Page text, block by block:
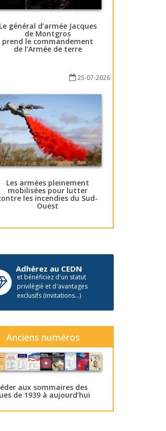
Le général d’armée Jacques
de Montgros
prend le commandement
de l’Armée de terre
25-07-2026
Les armées pleinement
mobilisées pour lutter
les incendies du Sud-
Ouest
Adhérez au CEDN
et bénéficiez d'un statut
privilégié et d'avantages
exclusifs (invitations...)
Anciens numéros
aux sommaires des
de 1939 à aujourd’hui